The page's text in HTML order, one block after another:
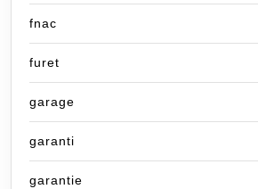
fnac
furet
garage
garanti
garantie